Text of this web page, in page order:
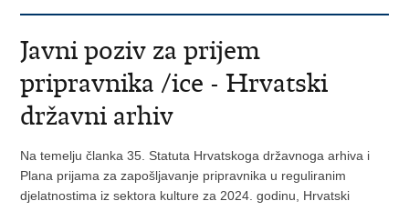
Javni poziv za prijem
pripravnika /ice - Hrvatski
državni arhiv
Na temelju članka 35. Statuta Hrvatskoga državnoga arhiva i
Plana prijama za zapošljavanje pripravnika u reguliranim
djelatnostima iz sektora kulture za 2024. godinu, Hrvatski